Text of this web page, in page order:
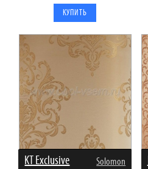
KT Exclusive Solomon